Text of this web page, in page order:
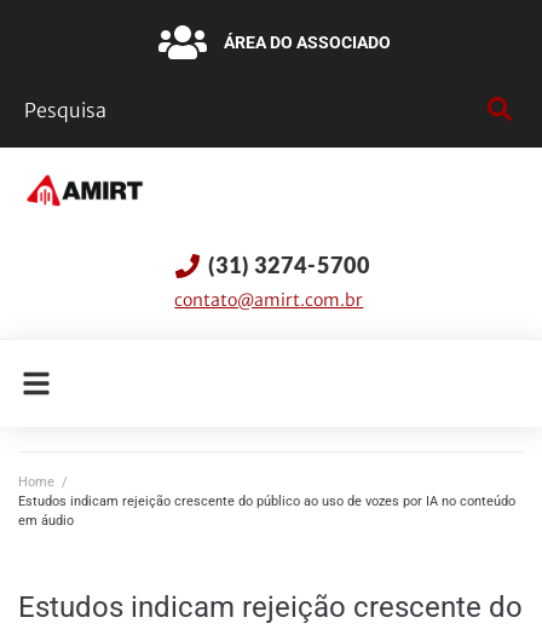
ÁREA DO ASSOCIADO
(31) 3274-5700
contato@amirt.com.br
Home /
Estudos indicam rejeição crescente do público ao uso de vozes por IA no conteúdo
em áudio
Estudos indicam rejeição crescente do